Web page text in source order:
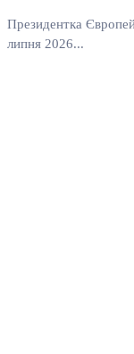
Президентка
липня 2026...